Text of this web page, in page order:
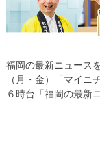
福岡の最新ニュース
（月・金）「マイ
６時台「福岡の最新